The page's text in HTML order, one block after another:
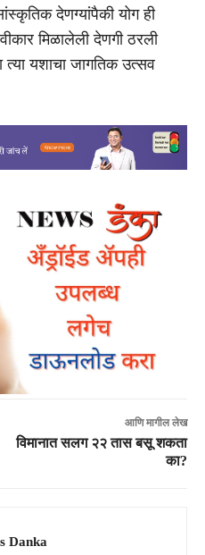
देणग्यांपैकी योग ही
मिळालेली देणगी ठरली
त्या यशाचा जागतिक उत्सव
आणि मागील लेख
विमानात सलग २२ तास बसू शकता
का?
Danka